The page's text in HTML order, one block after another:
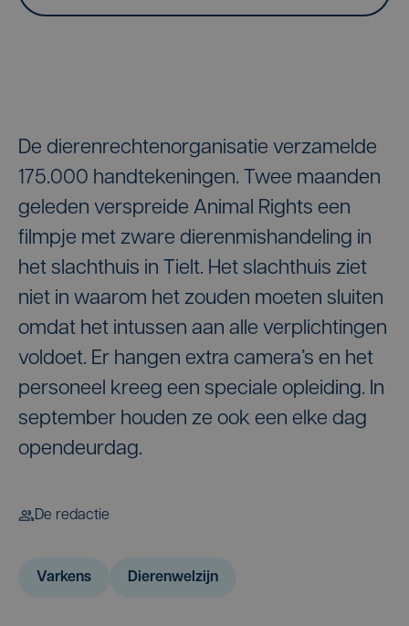
De dierenrechtenorganisatie verzamelde
175.000 handtekeningen. Twee maanden
geleden verspreide Animal Rights een
filmpje met zware dierenmishandeling in
het slachthuis in Tielt. Het slachthuis ziet
niet in waarom het zouden moeten sluiten
omdat het intussen aan alle verplichtingen
voldoet. Er hangen extra camera’s en het
personeel kreeg een speciale opleiding. In
september houden ze ook een elke dag
opendeurdag.
De redactie
Varkens Dierenwelzijn